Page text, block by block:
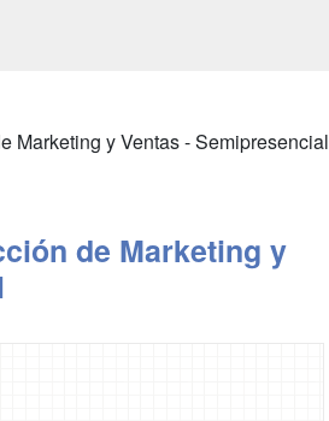
Marketing y Ventas - Semipresencial
de Marketing y